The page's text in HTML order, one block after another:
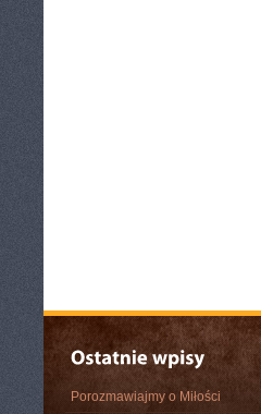
Porozmawiajmy o Miłości